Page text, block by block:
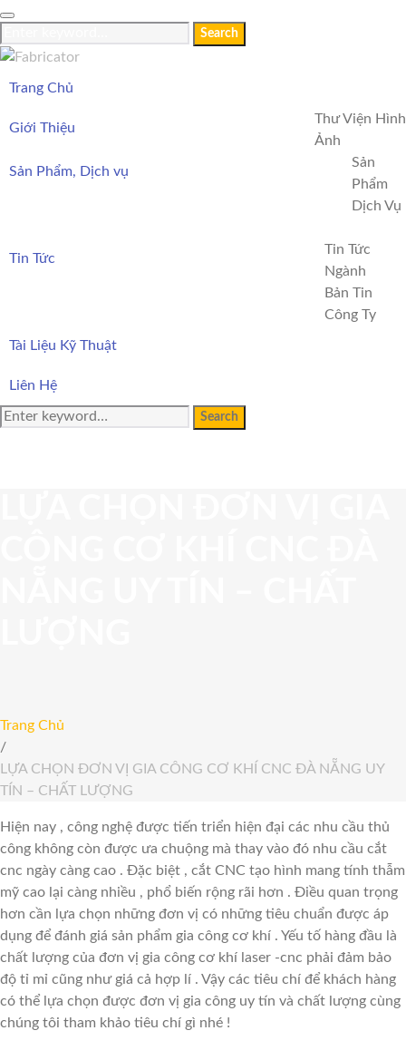
Skip
content
for:
Search
Trang Chủ
Giới Thiệu
Thư Viện Hình
Ảnh
Sản Phẩm, Dịch vụ
Sản
Phẩm
Dịch Vụ
Tin Tức
Tin Tức
Ngành
Bản Tin
Công Ty
Tài Liệu Kỹ Thuật
Liên Hệ
Search
Search
Trang Chủ
/
LỰA CHỌN ĐƠN VỊ GIA CÔNG CƠ KHÍ CNC ĐÀ NẴNG UY
TÍN – CHẤT LƯỢNG
LỰA
CHỌN
ĐƠN
VỊ
GIA
Hiện nay , công nghệ được tiến triển hiện đại các nhu cầu thủ
công không còn được ưa chuộng mà thay vào đó nhu cầu cắt
cnc ngày càng cao . Đặc biệt , cắt CNC tạo hình mang tính thẫm
mỹ cao lại càng nhiều , phổ biến rộng rãi hơn . Điều quan trọng
hơn cần lựa chọn những đơn vị có những tiêu chuẩn được áp
dụng để đánh giá sản phẩm gia công cơ khí . Yếu tố hàng đầu là
chất lượng của đơn vị gia công cơ khí laser -cnc phải đảm bảo
độ tỉ mỉ cũng như giá cả hợp lí . Vậy các tiêu chí để khách hàng
có thể lựa chọn được đơn vị gia công uy tín và chất lượng cùng
chúng tôi tham khảo tiêu chí gì nhé !